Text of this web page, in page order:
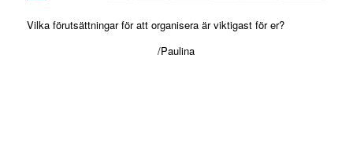
Vilka förutsättningar för att organisera är viktigast för er?
/Paulina